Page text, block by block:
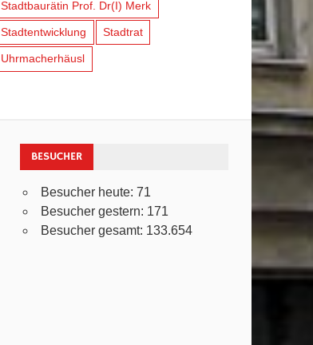
Stadtbaurätin Prof. Dr(I) Merk
Stadtentwicklung Stadtrat
Uhrmacherhäusl
BESUCHER
Besucher heute:71
Besucher gestern: 171
Besucher gesamt: 133.654